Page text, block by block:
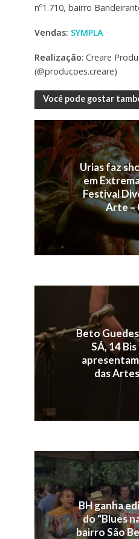
nº1.710, bairro
Vendas: SYMPLA
Realização: Creare
(@producoes.creare)
Você pode gostar
Urias faz
em
Festival
Arte –
Beto
SÁ, 14
das
BH ganha
do “Blues
bairro São